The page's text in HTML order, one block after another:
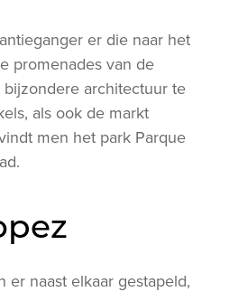
er die naar het
promenades van de
architectuur te
als ook de markt
men het park Parque
er naast elkaar gestapeld,